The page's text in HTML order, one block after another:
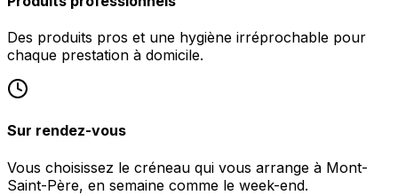
Des produits pros et une hygiène irréprochable pour
chaque prestation à domicile.
Sur rendez-vous
Vous choisissez le créneau qui vous arrange à Mont-
Saint-Père, en semaine comme le week-end.